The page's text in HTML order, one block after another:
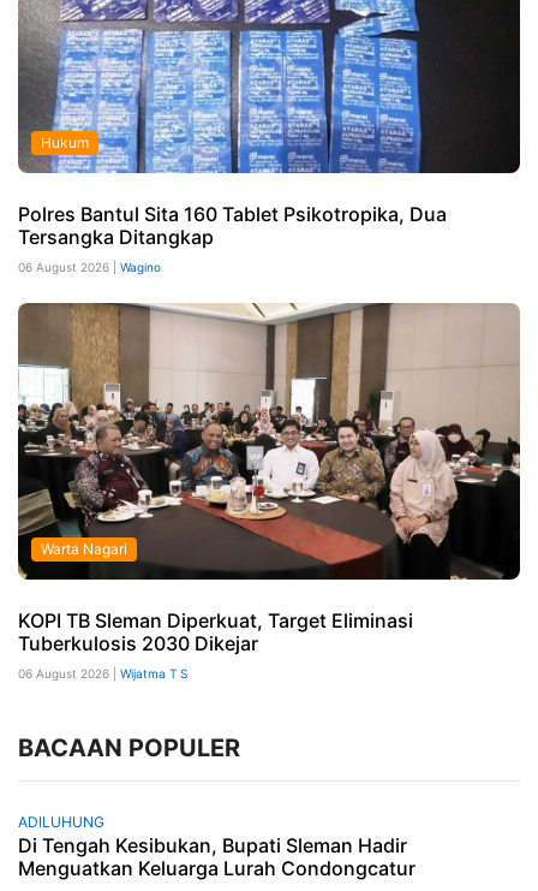
Hukum
Polres Bantul Sita 160 Tablet Psikotropika, Dua
Tersangka Ditangkap
06 August 2026 | Wagino
Warta Nagari
KOPI TB Sleman Diperkuat, Target Eliminasi
Tuberkulosis 2030 Dikejar
06 August 2026 | Wijatma T S
BACAAN POPULER
ADILUHUNG
Di Tengah Kesibukan, Bupati Sleman Hadir
Menguatkan Keluarga Lurah Condongcatur